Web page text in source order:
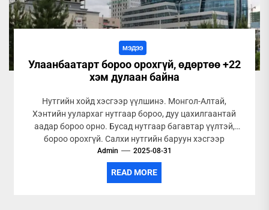
МЭДЭЭ
Улаанбаатарт бороо орохгүй, өдөртөө +22
хэм дулаан байна
Нутгийн хойд хэсгээр үүлшинэ. Монгол-Алтай,
Хэнтийн уулархаг нутгаар бороо, дуу цахилгаантай
аадар бороо орно. Бусад нутгаар багавтар үүлтэй,
бороо орохгүй. Салхи нутгийн баруун хэсгээр
баруун...
Admin 2025-08-31
READ MORE